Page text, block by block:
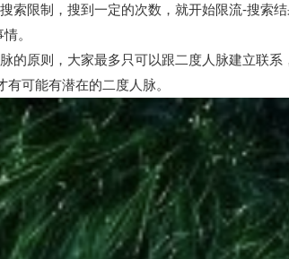
索限制，搜到一定的次数，就开始限流-搜索
。
的原则，大家最多只可以跟二度人脉建立联
可能有潜在的二度人脉。